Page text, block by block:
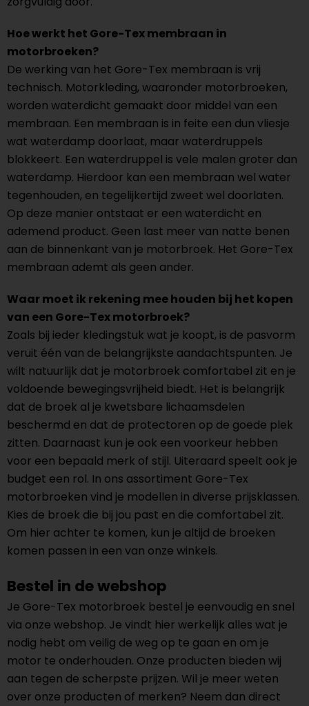
Hoe werkt het Gore-Tex membraan in
motorbroeken?
De werking van het Gore-Tex membraan is vrij
technisch. Motorkleding, waaronder motorbroeken,
worden waterdicht gemaakt door middel van een
membraan. Een membraan is in feite een dun vliesje
wat waterdamp doorlaat, maar waterdruppels
blokkeert. Een waterdruppel is vele malen groter dan
waterdamp. Hierdoor kan een membraan wel water
tegenhouden, en tegelijkertijd zweet wel doorlaten.
Op deze manier ontstaat er een waterdicht en
ademend product. Geen last meer van natte benen
aan de binnenkant van je motorbroek. Het Gore-Tex
membraan ademt als geen ander.
Waar moet ik rekening mee houden bij het kopen
van een Gore-Tex motorbroek?
Zoals bij ieder kledingstuk wat je koopt, is de pasvorm
veruit één van de belangrijkste aandachtspunten. Je
wilt natuurlijk dat je motorbroek comfortabel zit en je
voldoende bewegingsvrijheid biedt. Het is belangrijk
dat de broek al je kwetsbare lichaamsdelen
beschermd en dat de protectoren op de goede plek
zitten. Daarnaast kun je ook een voorkeur hebben
voor een bepaald merk of stijl. Uiteraard speelt ook je
budget een rol. In ons assortiment Gore-Tex
motorbroeken vind je modellen in diverse prijsklassen.
Kies de broek die bij jou past en die comfortabel zit.
Om hier achter te komen, kun je altijd de broeken
komen passen in een van onze winkels.
Bestel in de webshop
Je Gore-Tex motorbroek bestel je eenvoudig en snel
via onze webshop. Je vindt hier werkelijk alles wat je
nodig hebt om veilig de weg op te gaan en om je
motor te onderhouden. Onze producten bieden wij
aan tegen de scherpste prijzen. Wil je meer weten
over onze producten of merken? Neem dan direct